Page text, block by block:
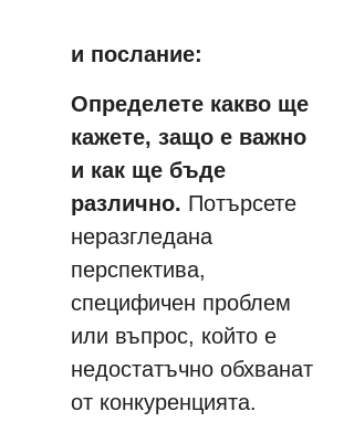
и послание:
Определете какво ще
кажете, защо е важно
и как ще бъде
различно. Потърсете
неразгледана
перспектива,
специфичен проблем
или въпрос, който е
недостатъчно обхванат
от конкуренцията.